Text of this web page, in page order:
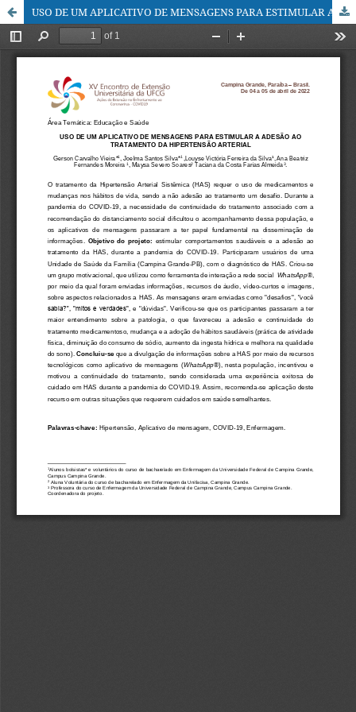
USO DE UM APLICATIVO DE MENSAGENS PARA ESTIMULAR A ADESÃO AO TRATAMENTO DA HIPERTENSÃO ARTERIAL